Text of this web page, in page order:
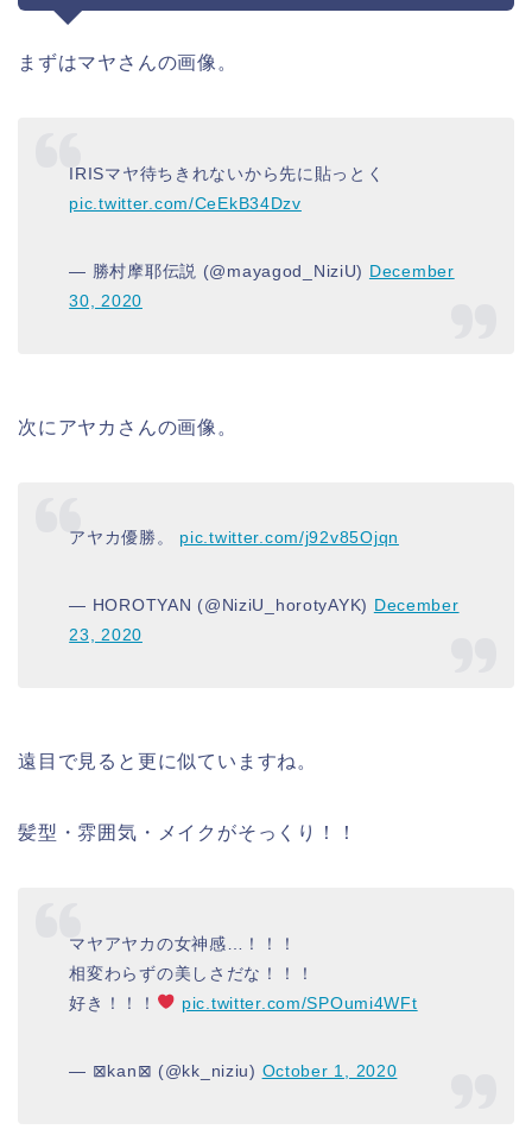
まずはマヤさんの画像。
IRISマヤ待ちきれないから先に貼っとく
pic.twitter.com/CeEkB34Dzv
— 勝村摩耶伝説 (@mayagod_NiziU) December
30, 2020
次にアヤカさんの画像。
アヤカ優勝。 pic.twitter.com/j92v85Ojqn
— HOROTYAN (@NiziU_horotyAYK) December
23, 2020
遠目で見ると更に似ていますね。
髪型・雰囲気・メイクがそっくり！！
マヤアヤカの女神感…！！！
相変わらずの美しさだな！！！
好き！！！
pic.twitter.com/SPOumi4WFt
— ⊠kan⊠ (@kk_niziu) October 1, 2020